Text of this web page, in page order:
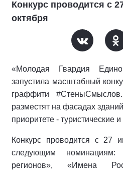
Конкурс проводится с
октября
«Молодая Гвардия
запустила масштабный
граффити
разместят на фасадах
приоритете - туристические
Конкурс проводится с 27
следующим
регионов», «Имена